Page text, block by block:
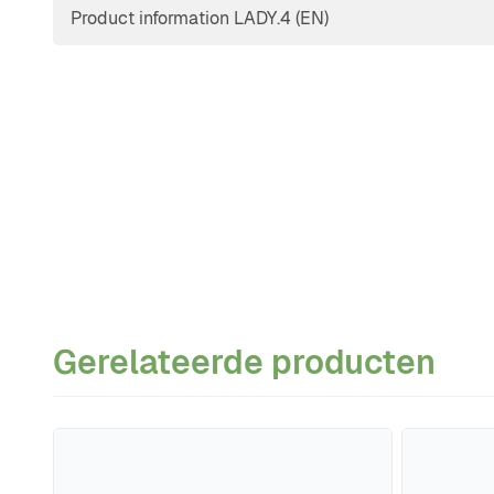
Product information LADY.4 (EN)
Gerelateerde producten
Navigeren door de elementen van de carrousel is